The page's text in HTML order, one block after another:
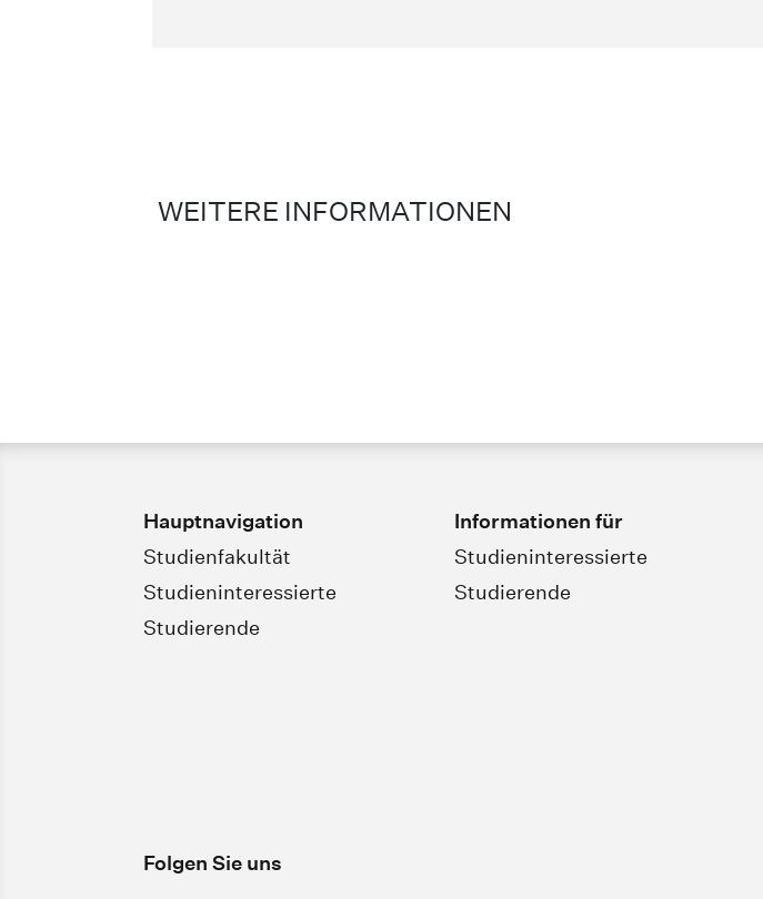
WEITERE INFORMATIONEN
Hauptnavigation
Studienfakultät
Studieninteressierte
Studierende
Informationen für
Studieninteressierte
Studierende
Folgen Sie uns